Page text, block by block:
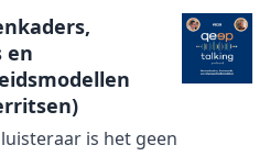
en
is het geen